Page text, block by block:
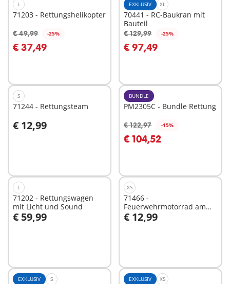
L
71203 - Rettungshelikopter
€ 49,99 -25%
€ 37,49
In den Warenkorb
EXKLUSIV XL
70441 - RC-Baukran mit
Bauteil
€ 129,99 -25%
€ 97,49
In den Warenkorb
S
71244 - Rettungsteam
€ 12,99
In den Warenkorb
BUNDLE
PM2305C - Bundle Rettung
€ 122,97 -15%
€ 104,52
In den Warenkorb
L
71202 - Rettungswagen
mit Licht und Sound
€ 59,99
In den Warenkorb
XS
71466 -
Feuerwehrmotorrad am
Unfallort
€ 12,99
In den Warenkorb
EXKLUSIV S EXKLUSIV XS